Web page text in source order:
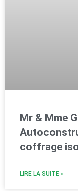
Mr & Mme
coffrage
LIRE LA SUITE »